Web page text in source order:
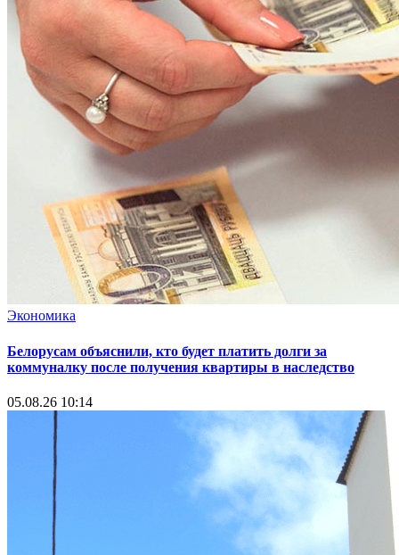
Экономика
Белорусам объяснили, кто будет платить долги за
коммуналку после получения квартиры в наследство
05.08.26 10:14